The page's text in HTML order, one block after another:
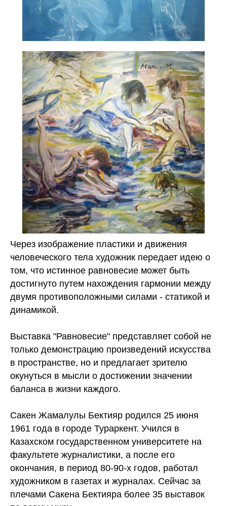
Через изображение пластики и движения
человеческого тела художник передает идею о
том, что истинное равновесие может быть
достигнуто путем нахождения гармонии между
двумя противоположными силами - статикой и
динамикой.
Выставка "Равновесие" представляет собой не
только демонстрацию произведений искусства
в пространстве, но и предлагает зрителю
окунуться в мысли о достижении значении
баланса в жизни каждого.
Сакен Жамалулы Бектияр родился 25 июня
1961 года в городе Тураркент. Учился в
Казахском государственном университете на
факультете журналистики, а после его
окончания, в период 80-90-х годов, работал
художником в газетах и журналах. Сейчас за
плечами Сакена Бектияра более 35 выставок